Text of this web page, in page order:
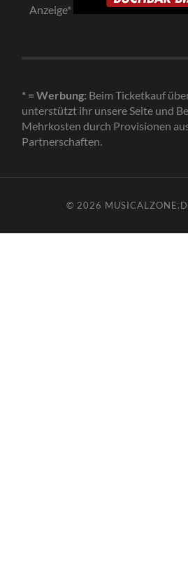
Anzeige*
* = Werbung: Beim Ticketkauf
unterstützt ihr unsere Seite und
Mehrkosten durch Provisionen
Partnerschaften.
© 2026